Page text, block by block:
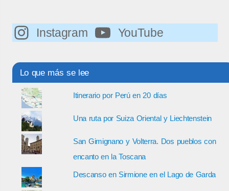
Instagram YouTube
Lo que más se lee
Itinerario por Perú en 20 días
Una ruta por Suiza Oriental y Liechtenstein
San Gimignano y Volterra. Dos pueblos con
encanto en la Toscana
Descanso en Sirmione en el Lago de Garda